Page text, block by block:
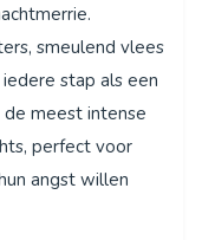
smeulend vlees
stap als een
meest intense
perfect voor
angst willen